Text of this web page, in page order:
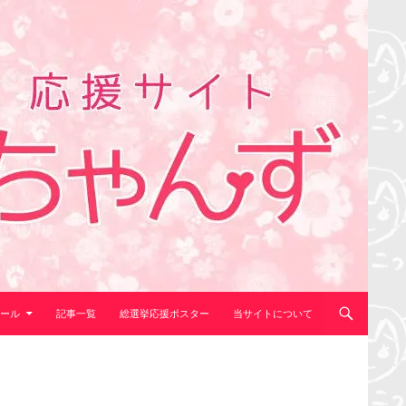
ル 記事一覧 総選挙応援ポスター 当サイトについて